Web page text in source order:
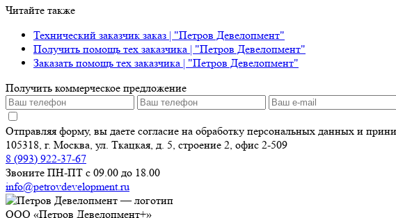
Читайте также
Технический заказчик заказ | "Петров Девелопмент"
Получить помощь тех заказчика | "Петров Девелопмент"
Заказать помощь тех заказчика | "Петров Девелопмент"
Получить коммерческое предложение
Отправляя форму, вы даете согласие на обработку персональных данных и
105318, г. Москва, ул. Ткацкая, д. 5, строение 2, офис 2-509
8 (993) 922-37-67
Звоните ПН-ПТ с 09.00 до 18.00
info@petrovdevelopment.ru
ООО «Петров Девелопмент+»